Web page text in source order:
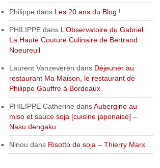
Philippe dans Les 20 ans du Blog !
PHILIPPEdans L’Observatoire du Gabriel :
La Haute Couture Culinaire de Bertrand
Noeureuil
Laurent Vanzeveren dans Déjeuner au
restaurant Ma Maison, le restaurant de
Philippe Gauffre à Bordeaux
PHILIPPE Catherine dansAubergine au
miso et sauce soja [cuisine japonaise] –
Nasu dengaku
Ninou dans Risotto de soja – Thierry Marx